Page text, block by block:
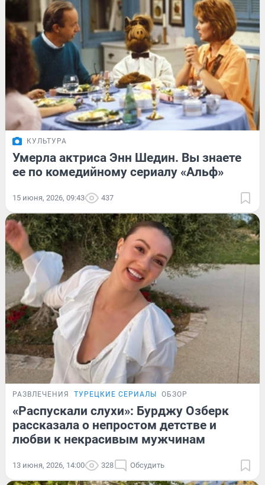
КУЛЬТУРА
Умерла актриса Энн Шедин. Вы знаете
ее по комедийному сериалу «Альф»
15 июня, 2026, 09:43 437
РАЗВЛЕЧЕНИЯ ТУРЕЦКИЕ СЕРИАЛЫ ОБЗОР
«Распускали слухи»: Бурджу Озберк
рассказала о непростом детстве и
любви к некрасивым мужчинам
13 июня, 2026, 14:00 328 Обсудить